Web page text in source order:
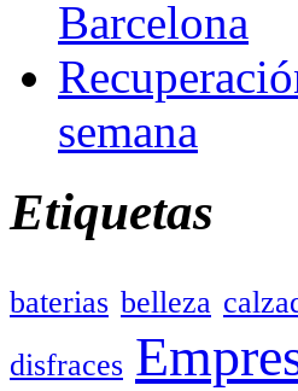
Barcelona
semana
Etiquetas
baterias belleza
disfraces